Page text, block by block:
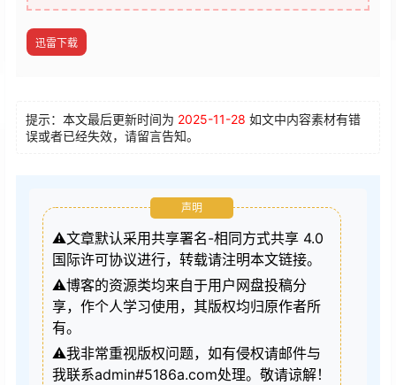
迅雷下载
提示：本文最后更新时间为 2025-11-28 如文中内容素材有错
误或者已经失效，请留言告知。
声明
⚠️文章默认采用共享署名-相同方式共享 4.0
国际许可协议进行，转载请注明本文链接。
⚠️博客的资源类均来自于用户网盘投稿分
享，作个人学习使用，其版权均归原作者所
有。
⚠️我非常重视版权问题，如有侵权请邮件与
我联系admin#5186a.com处理。敬请谅解！